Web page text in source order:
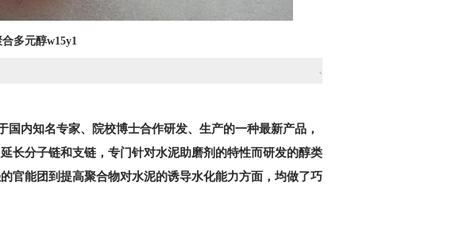
合多元醇w15y1
内知名专家、院校博士合作研发、生产的一种最新产品，
长分子链和支链，专门针对水泥助磨剂的特性而研发的醇类
官能团到提高聚合物对水泥的诱导水化能力方面，均做了巧